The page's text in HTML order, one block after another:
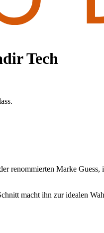
Tech
renommierten Marke Guess,
macht ihn zur idealen